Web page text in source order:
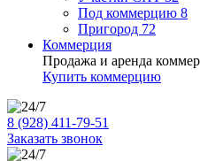
Под коммерцию 8
Пригород 72
Коммерция
Продажа и аренда
Купить коммерцию
8 (928) 411-79-51
Заказать звонок